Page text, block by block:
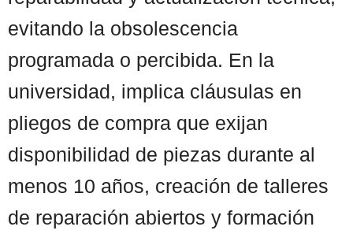
evitando la obsolescencia
programada o percibida. En la
universidad, implica cláusulas en
pliegos de compra que exijan
disponibilidad de piezas durante al
menos 10 años, creación de talleres
de reparación abiertos y formación